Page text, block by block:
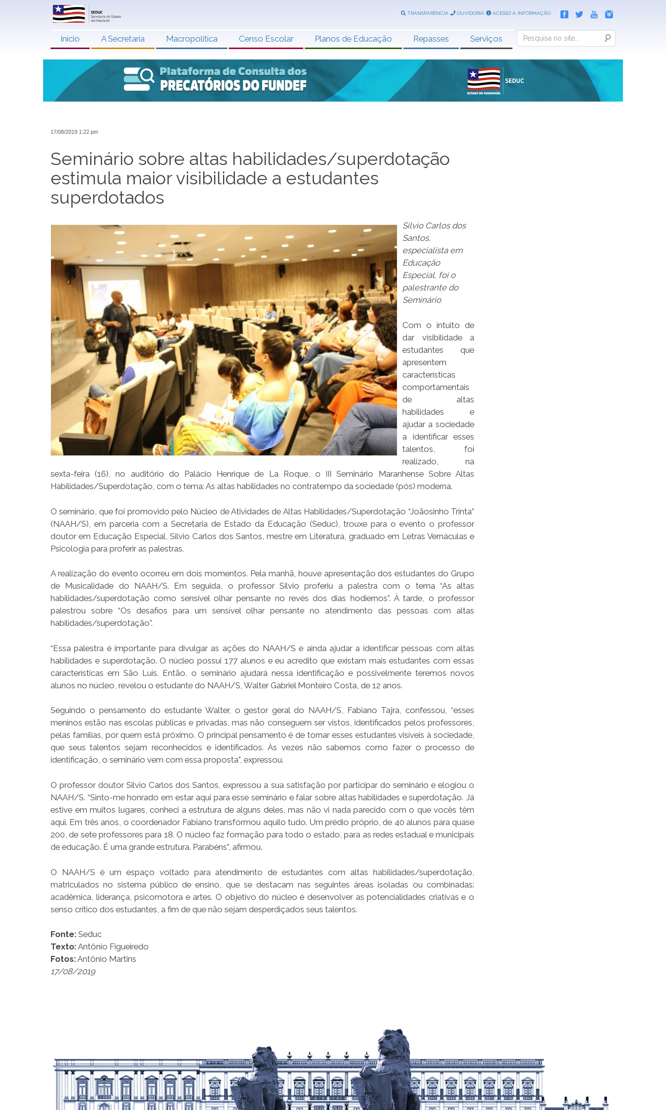
TRANSPARÊNCIA OUVIDORIA ACESSO A INFORMAÇÃO
Início A Secretaria Macropolítica Censo Escolar Planos de Educação Repasses Serviços Search
17/08/2019 1:22 pm
Seminário sobre altas habilidades/superdotação
estimula maior visibilidade a estudantes
superdotados
Silvio Carlos dos
Santos,
especialista em
Educação
Especial, foi o
palestrante do
Seminário
Com o intuito de
dar visibilidade a
estudantes que
apresentem
características
comportamentais
de altas
habilidades e
ajudar a sociedade
a identificar esses
talentos, foi
realizado, na
sexta-feira (16), no auditório do Palácio Henrique de La Roque, o III Seminário Maranhense Sobre Altas
Habilidades/Superdotação, com o tema: As altas habilidades no contratempo da sociedade (pós) moderna.
O seminário, que foi promovido pelo Núcleo de Atividades de Altas Habilidades/Superdotação “Joãosinho Trinta”
(NAAH/S), em parceria com a Secretaria de Estado da Educação (Seduc), trouxe para o evento o professor
doutor em Educação Especial, Silvio Carlos dos Santos, mestre em Literatura, graduado em Letras Vernáculas e
Psicologia para proferir as palestras.
A realização do evento ocorreu em dois momentos. Pela manhã, houve apresentação dos estudantes do Grupo
de Musicalidade do NAAH/S. Em seguida, o professor Silvio proferiu a palestra com o tema “As altas
habilidades/superdotação como sensível olhar pensante no revés dos dias hodiernos”. À tarde, o professor
palestrou sobre “Os desafios para um sensível olhar pensante no atendimento das pessoas com altas
habilidades/superdotação”.
“Essa palestra é importante para divulgar as ações do NAAH/S e ainda ajudar a identificar pessoas com altas
habilidades e superdotação. O núcleo possui 177 alunos e eu acredito que existam mais estudantes com essas
características em São Luís. Então, o seminário ajudará nessa identificação e possivelmente teremos novos
alunos no núcleo, revelou o estudante do NAAH/S, Walter Gabriel Monteiro Costa, de 12 anos.
Seguindo o pensamento do estudante Walter, o gestor geral do NAAH/S, Fabiano Tajra, confessou, “esses
meninos estão nas escolas públicas e privadas, mas não conseguem ser vistos, identificados pelos professores,
pelas famílias, por quem está próximo. O principal pensamento é de tornar esses estudantes visíveis à sociedade,
que seus talentos sejam reconhecidos e identificados. Às vezes não sabemos como fazer o processo de
identificação, o seminário vem com essa proposta”, expressou.
O professor doutor Silvio Carlos dos Santos, expressou a sua satisfação por participar do seminário e elogiou o
NAAH/S. “Sinto-me honrado em estar aqui para esse seminário e falar sobre altas habilidades e superdotação. Já
estive em muitos lugares, conheci a estrutura de alguns deles, mas não vi nada parecido com o que vocês têm
aqui. Em três anos, o coordenador Fabiano transformou aquilo tudo. Um prédio próprio, de 40 alunos para quase
200, de sete professores para 18. O núcleo faz formação para todo o estado, para as redes estadual e municipais
de educação. É uma grande estrutura. Parabéns”, afirmou.
O NAAH/S é um espaço voltado para atendimento de estudantes com altas habilidades/superdotação,
matriculados no sistema público de ensino, que se destacam nas seguintes áreas isoladas ou combinadas:
acadêmica, liderança, psicomotora e artes. O objetivo do núcleo é desenvolver as potencialidades criativas e o
senso crítico dos estudantes, a fim de que não sejam desperdiçados seus talentos.
Fonte: Seduc
Texto:Antônio Figueiredo
Fotos:Antônio Martins
17/08/2019